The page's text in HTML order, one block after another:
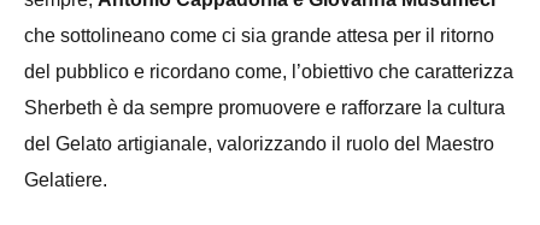
che sottolineano come ci sia grande attesa per il ritorno
del pubblico e ricordano come, l ’obiettivo che caratterizza
Sherbeth è da sempre promuovere e rafforzare la cultura
del Gelato artigianale, valorizzando il ruolo del Maestro
Gelatiere.